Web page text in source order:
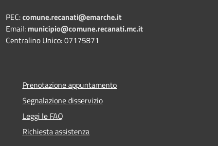
PEC:comune.recanati@emarche.it
Email: municipio@comune.recanati.mc.it
Centralino Unico: 07175871
Prenotazione appuntamento
Segnalazione disservizio
Leggi le FAQ
Richiesta assistenza